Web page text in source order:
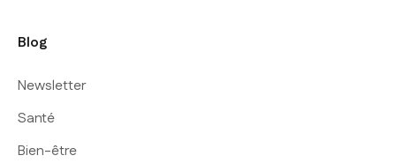
Blog
Newsletter
Santé
Bien-être